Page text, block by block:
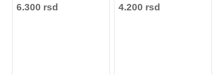
6.300 rsd 4.200 rsd